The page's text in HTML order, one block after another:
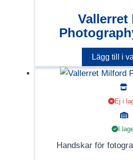
Vallerret
Lägg till i
Ej i
I
Handskar för